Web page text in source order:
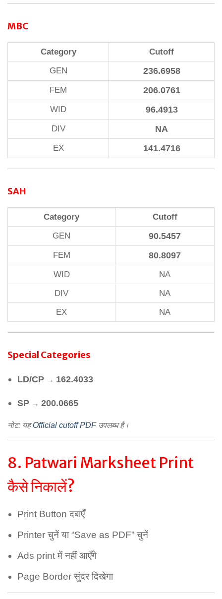
MBC
Category
Cutoff
GEN
236.6958
FEM 206.0761
WID 96.4913
DIV NA
EX 141.4716
SAH
Category
Cutoff
GEN
90.5457
FEM 80.8097
WID
NA
DIV
NA
EX
NA
Special Categories
LD/CP → 162.4033
SP → 200.0665
नोट: यहOfficial cutoff PDFउपलब्ध है।
8. Patwari Marksheet Print
कैसे निकालें?
Print Button दबाएँ
Printer चुनें या “Save as PDF” चुनें
Ads print में नहीं आएँगे
Page Border सुंदर दिखेगा